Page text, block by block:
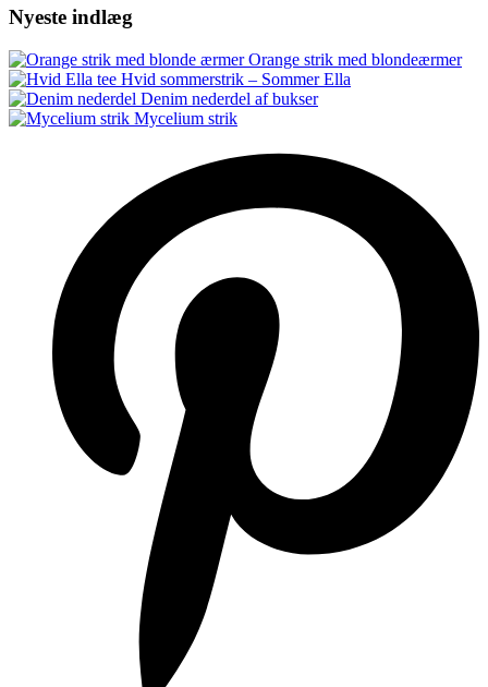
Nyeste indlæg
Orange strik med blondeærmer
Hvid sommerstrik – Sommer Ella
Denim nederdel af bukser
Mycelium strik